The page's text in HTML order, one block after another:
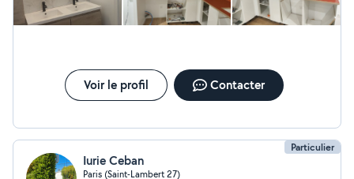
petits travaux. Travail propre et soigné, respect des
délais, intervention rapide, matériel professionnel,
Voir le profil Contacter
Particulier
Iurie Ceban
Paris (Saint-Lambert 27)